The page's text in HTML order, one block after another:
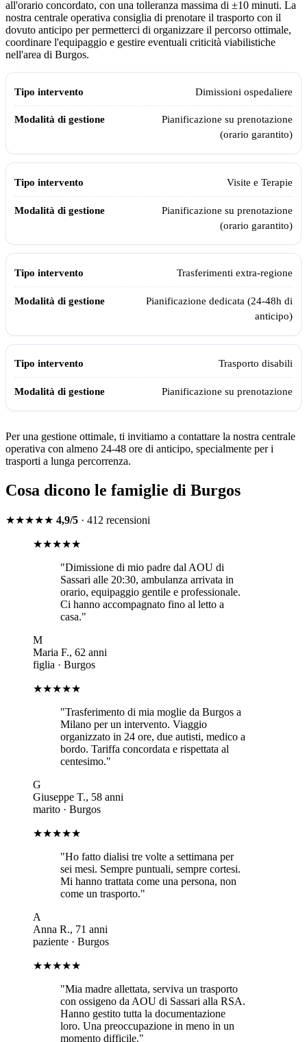
all'orario concordato, con una tolleranza massima di ±10 minuti. La
nostra centrale operativa consiglia di prenotare il trasporto con il
dovuto anticipo per permetterci di organizzare il percorso ottimale,
coordinare l'equipaggio e gestire eventuali criticità viabilistiche
nell'area di Burgos.
Modalità di gestione e pianificazione dell'ambulanza privata
Tipo intervento
Dimissioni ospedaliere
Pianificazione su prenotazione
(orario garantito)
Visite e Terapie
Pianificazione su prenotazione
(orario garantito)
Trasferimenti extra-regione
Pianificazione dedicata (24-48h di
anticipo)
Trasporto disabili
Pianificazione su prenotazione
Per una gestione ottimale, ti invitiamo a contattare la nostra centrale
operativa con almeno 24-48 ore di anticipo, specialmente per i
trasporti a lunga percorrenza.
Cosa dicono le famiglie di Burgos
★★★★★ 4,9/5 · 412 recensioni
★★★★★
"Dimissione di mio padre dal AOU di
Sassari alle 20:30, ambulanza arrivata in
orario, equipaggio gentile e professionale.
Ci hanno accompagnato fino al letto a
casa."
M
Maria F., 62 anni
figlia · Burgos
★★★★★
"Trasferimento di mia moglie da Burgos a
Milano per un intervento. Viaggio
organizzato in 24 ore, due autisti, medico a
bordo. Tariffa concordata e rispettata al
centesimo."
G
Giuseppe T., 58 anni
marito · Burgos
★★★★★
"Ho fatto dialisi tre volte a settimana per
sei mesi. Sempre puntuali, sempre cortesi.
Mi hanno trattata come una persona, non
come un trasporto."
A
Anna R., 71 anni
paziente · Burgos
★★★★★
"Mia madre allettata, serviva un trasporto
con ossigeno da AOU di Sassari alla RSA.
Hanno gestito tutta la documentazione
loro. Una preoccupazione in meno in un
momento difficile."